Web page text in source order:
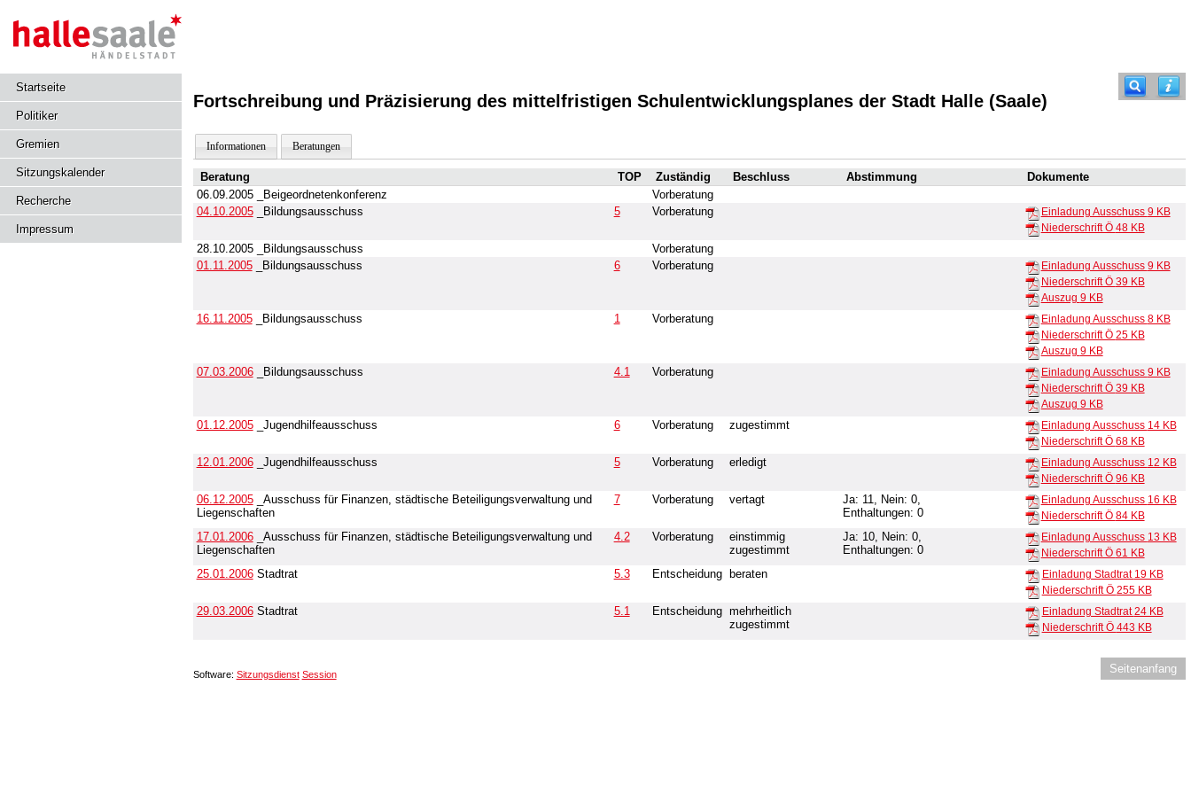
Startseite
Politiker
Gremien
Sitzungskalender
Recherche
Impressum
Fortschreibung und Präzisierung des mittelfristigen Schulentwicklungsplanes der Stadt Halle (Saale)
Informationen Beratungen
Beratung TOP Zuständig Beschluss Abstimmung
Dokumente
06.09.2005_Beigeordnetenkonferenz
Vorberatung
04.10.2005_Bildungsausschuss 5 Vorberatung Einladung Ausschuss 9 KB
Niederschrift Ö 48 KB
28.10.2005_Bildungsausschuss
Vorberatung
01.11.2005_Bildungsausschuss 6 Vorberatung Einladung Ausschuss 9 KB
Niederschrift Ö 39 KB
Auszug 9 KB
16.11.2005_Bildungsausschuss 1 Vorberatung Einladung Ausschuss 8 KB
Niederschrift Ö 25 KB
Auszug 9 KB
07.03.2006_Bildungsausschuss 4.1 Vorberatung Einladung Ausschuss 9 KB
Niederschrift Ö 39 KB
Auszug 9 KB
01.12.2005_Jugendhilfeausschuss 6 Vorberatung zugestimmt Einladung Ausschuss 14 KB
Niederschrift Ö 68 KB
12.01.2006_Jugendhilfeausschuss 5 Vorberatung erledigt Einladung Ausschuss 12 KB
Niederschrift Ö 96 KB
06.12.2005_Ausschuss für Finanzen, städtische Beteiligungsverwaltung und
Liegenschaften
7 Vorberatung vertagt
Ja: 11, Nein: 0,
Enthaltungen: 0
Einladung Ausschuss 16 KB
Niederschrift Ö 84 KB
17.01.2006_Ausschuss für Finanzen, städtische Beteiligungsverwaltung und
Liegenschaften
4.2 Vorberatung
einstimmig
zugestimmt
Ja: 10, Nein: 0,
Enthaltungen: 0
Einladung Ausschuss 13 KB
Niederschrift Ö 61 KB
25.01.2006Stadtrat 5.3 Entscheidung beraten Einladung Stadtrat 19 KB
Niederschrift Ö 255 KB
29.03.2006Stadtrat 5.1 Entscheidung mehrheitlich
zugestimmt
Einladung Stadtrat24 KB
Niederschrift Ö 443 KB
Seitenanfang
Software: Sitzungsdienst Session